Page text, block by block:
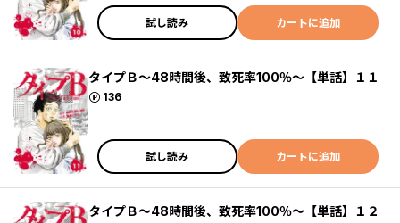
試し読み カートに追加
タイプＢ～48時間後、致死率100％～【単話】１１
136
ポイント
試し読み カートに追加
タイプＢ～48時間後、致死率100％～【単話】１２